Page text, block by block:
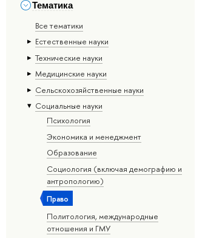
Тематика
Все тематики
Естественные науки
Тех­ничес­кие науки
Медицинские науки
Сельскохозяйственные науки
Социальные науки
Психология
Экономика и менеджмент
Образование
Социология (включая демографию и
антропологию)
Право
Политология, международные
отношения и ГМУ